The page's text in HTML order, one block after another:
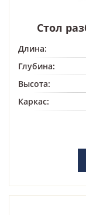
Стол
Длина:
Глубина:
Высота:
Каркас: